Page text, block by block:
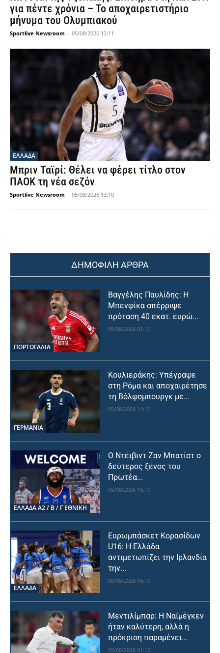
για πέντε χρόνια – Το αποχαιρετιστήριο
μήνυμα του Ολυμπιακού
Sportlive Newsroom - 05/08/2026 13:11
ΕΛΛΑΔΑ
Μπριν Ταϊρί: Θέλει να φέρει τίτλο στον
ΠΑΟΚ τη νέα σεζόν
Sportlive Newsroom - 05/08/2026 13:10
ΔΗΜΟΦΙΛΗ ΑΡΘΡΑ
ΠΟΡΤΟΓΑΛΙΑ
Βαγγέλης Παυλίδης: Η
Μπενφίκα απέρριψε
πρόταση 40 εκατ. ευρώ...
05/08/2026 01:10
ΓΕΡΜΑΝΙΑ
Κουλιεράκης: Υπέγραψε
στη Ρόμα και αποχαιρέτησε
τη Βόλφσμπουργκ με...
05/08/2026 14:10
ΕΛΛΆΔΑ Α2 / Β / Γ ΕΘΝΙΚΉ
Ο Ντέιβιντ Ζαν Μπατίστ ο
δεύτερος ξένος του
Πρωτέα...
05/08/2026 16:10
ΕΛΛΑΔΑ
Ευρωμπάσκετ Κορασίδων
U16: Η Ελλάδα
αντιμετωπίζει την Ιρλανδία
την...
05/08/2026 16:10
Μεντιλίμπαρ: Η Ναϊμέγκεν
ήταν καλύτερη, αλλά η
πρόκριση παραμένει...
05/08/2026 01:10